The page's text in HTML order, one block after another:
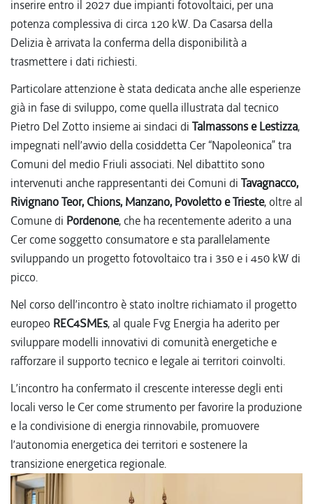
inserire entro il 2027 due impianti fotovoltaici, per una
potenza complessiva di circa 120 kW. Da Casarsa della
Delizia è arrivata la conferma della disponibilità a
trasmettere i dati richiesti.
Particolare attenzione è stata dedicata anche alle esperienze
già in fase di sviluppo, come quella illustrata dal tecnico
Pietro Del Zotto insieme ai sindaci di Talmassons e Lestizza,
impegnati nell’avvio della cosiddetta Cer “Napoleonica” tra
Comuni del medio Friuli associati. Nel dibattito sono
intervenuti anche rappresentanti dei Comuni di Tavagnacco,
Rivignano Teor, Chions, Manzano, Povoletto e Trieste, oltre al
Comune di Pordenone, che ha recentemente aderito a una
Cer come soggetto consumatore e sta parallelamente
sviluppando un progetto fotovoltaico tra i 350 e i 450 kW di
picco.
Nel corso dell’incontro è stato inoltre richiamato il progetto
europeo REC4SMEs, al quale Fvg Energia ha aderito per
sviluppare modelli innovativi di comunità energetiche e
rafforzare il supporto tecnico e legale ai territori coinvolti.
L’incontro ha confermato il crescente interesse degli enti
locali verso le Cer come strumento per favorire la produzione
e la condivisione di energia rinnovabile, promuovere
l’autonomia energetica dei territori e sostenere la
transizione energetica regionale.